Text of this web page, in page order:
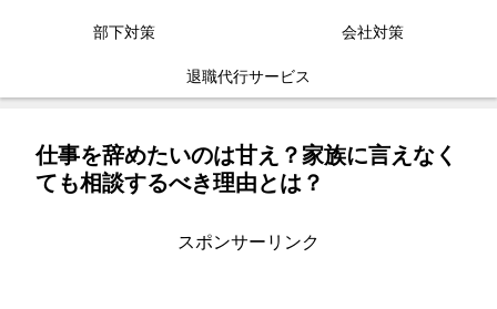
部下対策
会社対策
退職代行サービス
仕事を辞めたいのは甘え？家族に言えなく
ても相談するべき理由とは？
スポンサーリンク